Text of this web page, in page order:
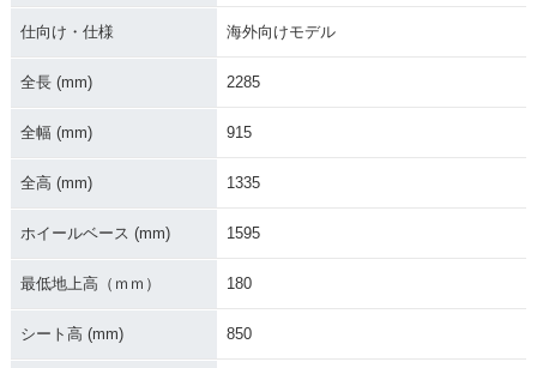
Dual Clutch Trans
mission・新登場
r Dual Clutch Tran
仕向け・仕様 海外向けモデル
全長 (mm) 2285
全幅 (mm) 915
全高 (mm) 1335
ホイールベース (mm) 1595
最低地上高（ｍｍ） 180
シート高 (mm) 850